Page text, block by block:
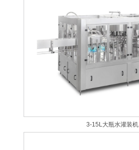
3-15L大瓶水灌装机